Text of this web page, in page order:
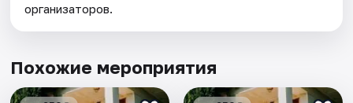
организаторов.
Похожие мероприятия